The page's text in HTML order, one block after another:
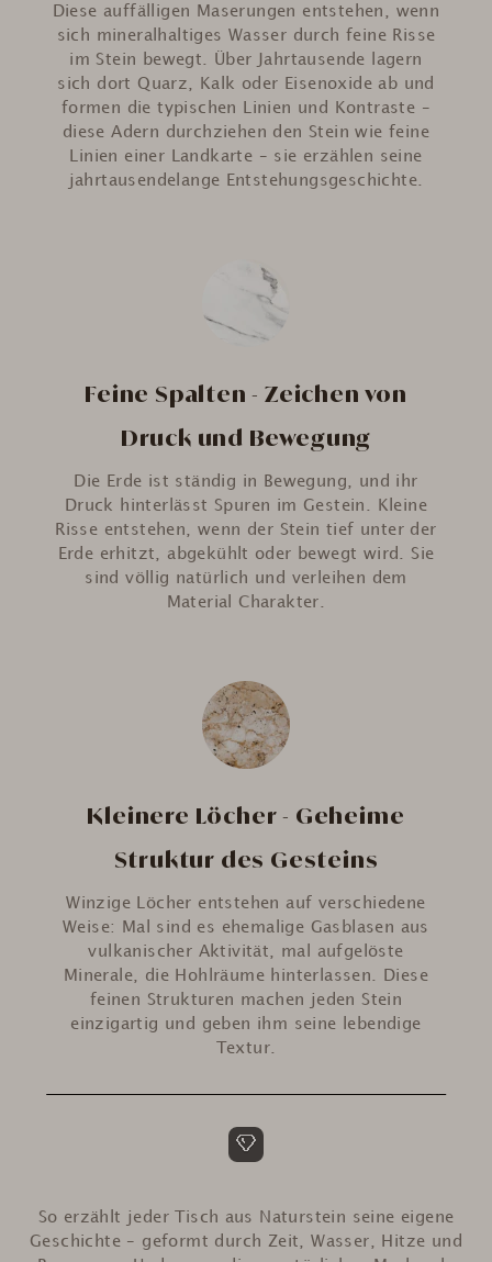
Diese auffälligen Maserungen entstehen, wenn
sich mineralhaltiges Wasser durch feine Risse
im Stein bewegt. Über Jahrtausende lagern
sich dort Quarz, Kalk oder Eisenoxide ab und
formen die typischen Linien und Kontraste –
diese Adern durchziehen den Stein wie feine
Linien einer Landkarte – sie erzählen seine
jahrtausendelange Entstehungsgeschichte.
Feine Spalten - Zeichen von
Druck und Bewegung
Die Erde ist ständig in Bewegung, und ihr
Druck hinterlässt Spuren im Gestein. Kleine
Risse entstehen, wenn der Stein tief unter der
Erde erhitzt, abgekühlt oder bewegt wird. Sie
sind völlig natürlich und verleihen dem
Material Charakter.
Kleinere Löcher - Geheime
Struktur des Gesteins
Winzige Löcher entstehen auf verschiedene
Weise: Mal sind es ehemalige Gasblasen aus
vulkanischer Aktivität, mal aufgelöste
Minerale, die Hohlräume hinterlassen. Diese
feinen Strukturen machen jeden Stein
einzigartig und geben ihm seine lebendige
Textur.
So erzählt jeder Tisch aus Naturstein seine eigene
Geschichte – geformt durch Zeit, Wasser, Hitze und